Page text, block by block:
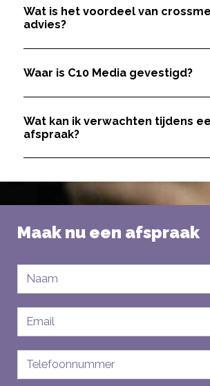
Wat is het voordeel van
advies?
Waar is C10 Media gevestigd?
Wat kan ik verwachten tijdens
afspraak?
Maak nu een afspraak
mailadres